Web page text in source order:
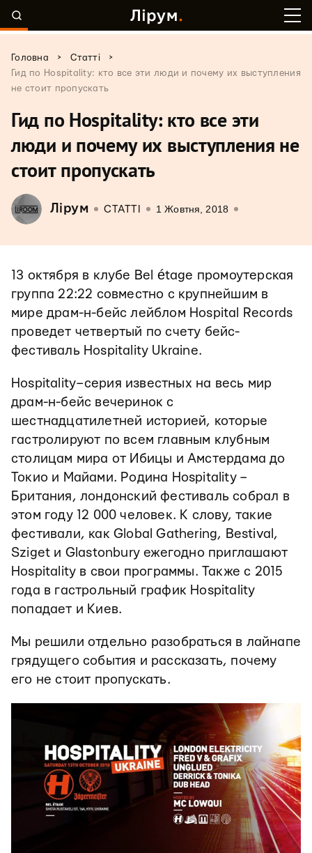
Головна > Статті
>
Гид по Hospitality: кто все эти люди и почему их выступления
не стоит пропускать
Гид по Hospitality: кто все эти
люди и почему их выступления не
стоит пропускать
Лірум СТАТТІ 1 Жовтня, 2018
13 октября в клубе Bel étage промоутерская
группа 22:22 совместно с крупнейшим в
мире драм-н-бейс лейблом Hospital Records
проведет четвертый по счету бейс-
фестиваль Hospitality Ukraine.
Hospitality – серия известных на весь мир
драм-н-бейс вечеринок с
шестнадцатилетней историей, которые
гастролируют по всем главным клубным
столицам мира от Ибицы и Амстердама до
Токио и Майами. Родина Hospitality –
Британия, лондонский фестиваль собрал в
этом году 12 000 человек. К слову, такие
фестивали, как Global Gathering, Bestival,
Sziget и Glastonbury ежегодно приглашают
Hospitality в свои программы. Также с 2015
года в гастрольный график Hospitality
попадает и Киев.
Мы решили отдельно разобраться в лайнапе
грядущего события и рассказать, почему
его не стоит пропускать.